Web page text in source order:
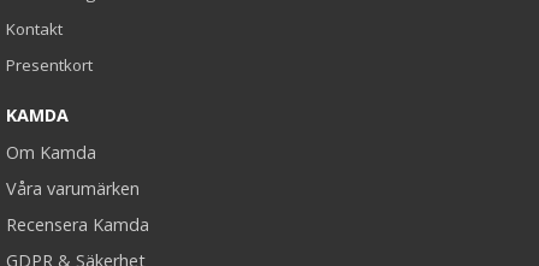
Kontakt
Presentkort
KAMDA
Om Kamda
Våra varumärken
Recensera Kamda
GDPR & Säkerhet